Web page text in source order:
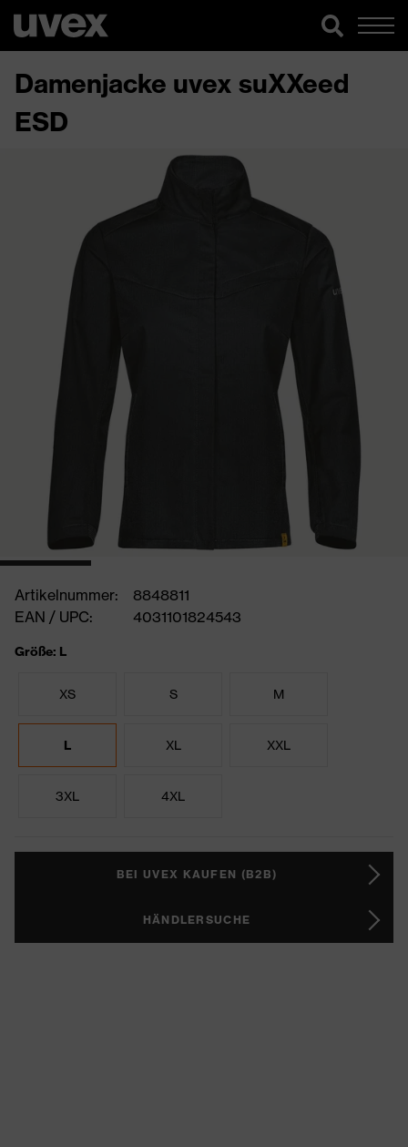
Damenjacke uvex suXXeed
ESD
Artikelnummer:
8848811
EAN / UPC:
4031101824543
Größe: L
XS S M
L XL XXL
3XL 4XL
BEI UVEX KAUFEN (B2B)
HÄNDLERSUCHE